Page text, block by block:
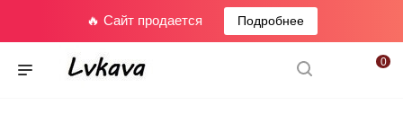
🔥 Сайт продается Подробнее
0